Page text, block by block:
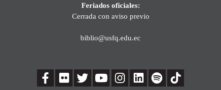
Feriados oficiales:
Cerrada con aviso previo
biblio@usfq.edu.ec